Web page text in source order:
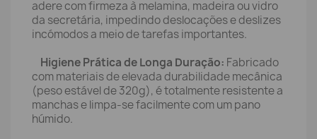
adere com firmeza à melamina, madeira ou vidro
da secretária, impedindo deslocações e deslizes
incómodos a meio de tarefas importantes.
Higiene Prática de Longa Duração: Fabricado
com materiais de elevada durabilidade mecânica
(peso estável de 320g), é totalmente resistente a
manchas e limpa-se facilmente com um pano
húmido.